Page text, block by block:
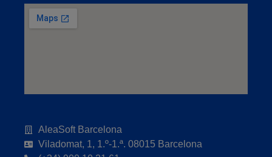
AleaSoft Barcelona
Viladomat, 1, 1.º-1.ª. 08015 Barcelona